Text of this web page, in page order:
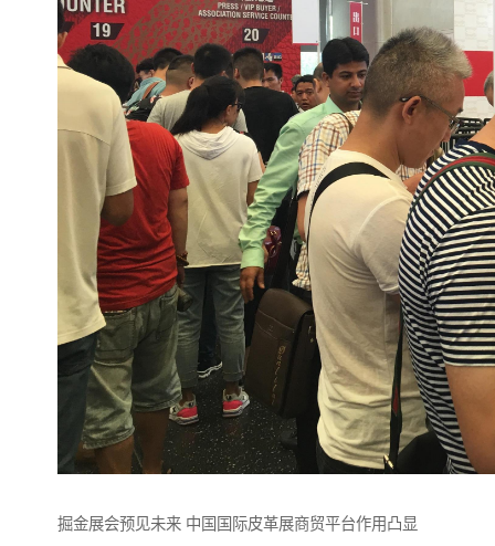
掘金展会预见未来 中国国际皮革展商贸平台作用凸显